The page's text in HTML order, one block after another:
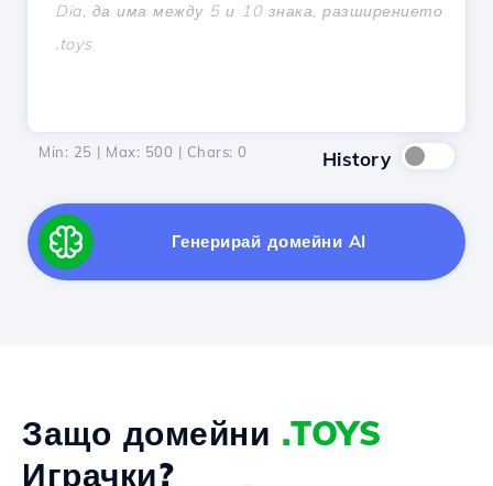
Min: 25 | Max: 500 | Chars: 0 History
Генерирай домейни AI
Защо домейни .TOYS
Играчки?